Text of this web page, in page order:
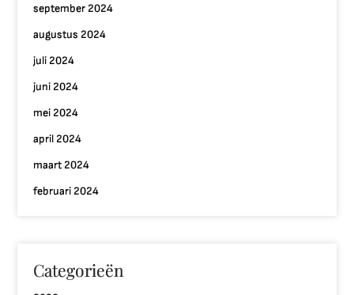
september 2024
augustus 2024
juli 2024
juni 2024
mei 2024
april 2024
maart 2024
februari 2024
Categorieën